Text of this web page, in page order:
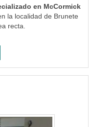
en McCormick
la localidad de Brunete
recta.